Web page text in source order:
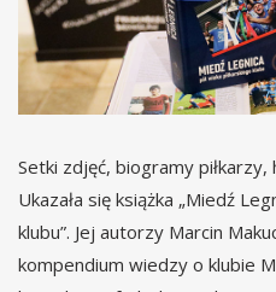
Setki zdjęć, biogramy
Ukazała się książka „Miedź
klubu”. Jej autorzy Marcin
kompendium wiedzy o klubie